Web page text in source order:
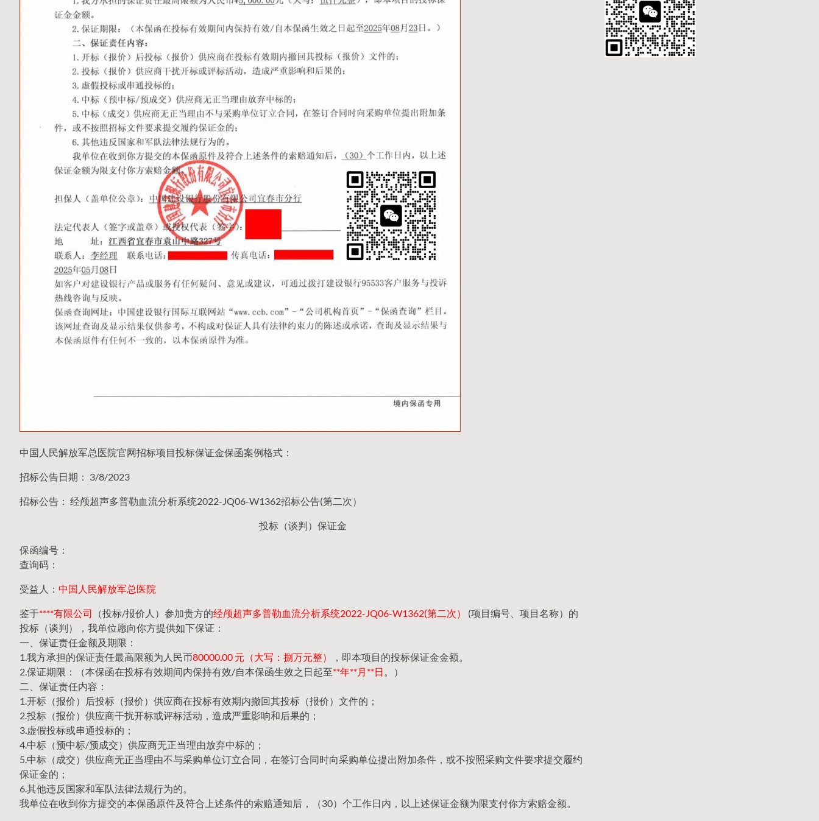
中国人民解放军总医院官网招标项目投标保证金保函案例格式：
招标公告日期： 3/8/2023
招标公告： 经颅超声多普勒血流分析系统2022-JQ06-W1362招标公告(第二次）
投标（谈判）保证金
保函编号：
查询码：
受益人： 中国人民解放军总医院
鉴于****有限公司 （投标/报价人）参加贵方的经颅超声多普勒血流分析系统2022-JQ06-W1362(第二次）
(项目编号、项目名称）的
投标（谈判），我单位愿向你方提供如下保证：
一、保证责任金额及期限：
1.我方承担的保证责任最高限额为人民币80000.00 元（大写：捌万元整）
，即本项目的投标保证金金额。
2.保证期限：（本保函在投标有效期间内保持有效/自本保函生效之日起至**年**月**日 。）
二、保证责任内容：
1.开标（报价）后投标（报价）供应商在投标有效期内撤回其投标（报价）文件的；
2.投标（报价）供应商干扰开标或评标活动，造成严重影响和后果的；
3.虚假投标或串通投标的；
4.中标（预中标/预成交）供应商无正当理由放弃中标的；
5.中标（成交）供应商无正当理由不与采购单位订立合同，在签订合同时向采购单位提出附加条件，或不按照采购文件要求提交履约
保证金的；
6.其他违反国家和军队法律法规行为的。
我单位在收到你方提交的本保函原件及符合上述条件的索赔通知后，（30）个工作日内，以上述保证金额为限支付你方索赔金额。